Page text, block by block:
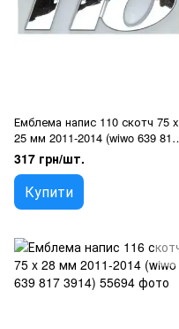
Емблема напис 110 скотч 75 x
25 мм 2011-2014 (wiwo 639 817
0100)
317 грн/шт.
Купити